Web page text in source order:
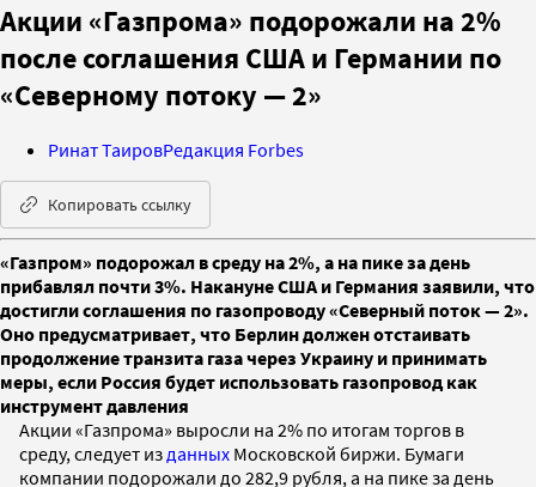
Акции «Газпрома» подорожали на 2%
после соглашения США и Германии по
«Северному потоку — 2»
Ринат ТаировРедакция Forbes
Копировать ссылку
«Газпром» подорожал в среду на 2%, а на пике за день
прибавлял почти 3%. Накануне США и Германия заявили, что
достигли соглашения по газопроводу «Северный поток — 2».
Оно предусматривает, что Берлин должен отстаивать
продолжение транзита газа через Украину и принимать
меры, если Россия будет использовать газопровод как
инструмент давления
Акции «Газпрома» выросли на 2% по итогам торгов в
среду, следует из данных Московской биржи. Бумаги
компании подорожали до 282,9 рубля, а на пике за день